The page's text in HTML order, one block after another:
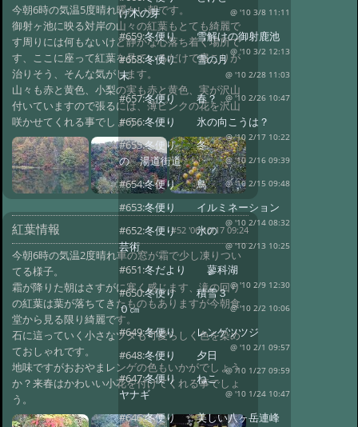
今朝6時の気温5度晴れ暖かい朝です。
御射ヶ池に映る対岸の山々の紅葉もとても綺麗で
す周りには何もないけど静かな心落ち着く場所で
す、ここに座って紅葉を見ているだけで肩こりが
治りそう、そんな気がします。
山々も赤と黄色、小梨の実も赤と黄色、実が沢山
付いていますので張るには、薄ピンクの花を沢山
咲かせてくれる事でしょう。
紅葉情報 #52 '06 10/17 09:24
今朝6時の気温2度晴れ車の窓が霜で少し凍りつい
てる様子。
霜が降りた朝はさすがに寒く感じます、滝の回り
の紅葉は葉が落ちてきたものもありますが今朝食
堂から見る限り綺麗です。
石に這っていく小さなツタも可愛らしく色を染め
ておしゃれです。
地味ですがおおやまレンゲの色もいかがでしょう
か？来春はかわいい小花を付けてくれる事でしょ
う。
げ木の芽
@ '10 3/8 11:11
#659:冬便り 雪解けの御射鹿池
@ '10 3/2 12:13
#658:冬便り 雪の月
末
@ '10 2/28 11:03
#657:冬便り 春？ @ '10 2/26 10:47
#656:冬便り 氷の向こうは？
@ '10 2/17 10:22
#655:冬便り 冬
の 湯道街道
@ '10 2/16 09:39
#654:冬便り 鳥 @ '10 2/15 09:48
#653:冬便り イルミネーション
@ '10 2/14 08:32
#652:冬便り 氷の
芸術
@ '10 2/13 10:25
#651:冬だより 蓼科湖
@ '10 2/9 12:30
#650:冬便り 積雪３
０㎝
@ '10 2/2 10:06
#649:冬便り レンゲツツジ
@ '10 2/1 09:57
#648:冬便り 夕日
@ '10 1/27 09:59
#647:冬便り ねこ
ヤナギ
@ '10 1/24 10:47
#646:冬便り 美しい八ヶ岳連峰